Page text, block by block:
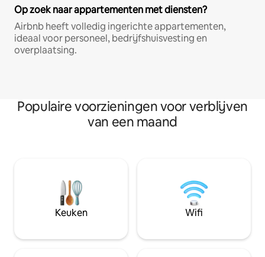
Op zoek naar appartementen met diensten?
Airbnb heeft volledig ingerichte appartementen,
ideaal voor personeel, bedrijfshuisvesting en
overplaatsing.
Populaire voorzieningen voor verblijven
van een maand
Keuken Wifi